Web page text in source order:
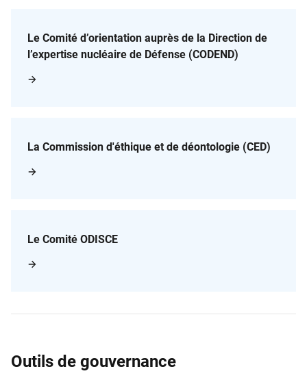
Le Comité d’orientation auprès de la Direction de
l’expertise nucléaire de Défense (CODEND)
La Commission d'éthique et de déontologie (CED)
Le Comité ODISCE
Outils de gouvernance